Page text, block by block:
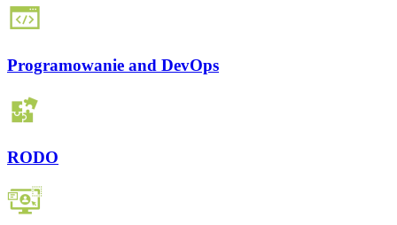
Programowanie and DevOps
RODO